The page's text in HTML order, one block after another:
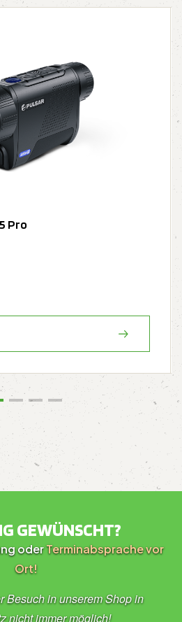
Pro
GEWÜNSCHT?
oderTerminabsprache vor
Ort!
Besuch in unserem Shop in
nicht immer möglich!